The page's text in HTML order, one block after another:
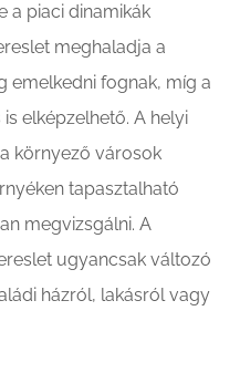
a piaci dinamikák
meghaladja a
emelkedni fognak, míg a
elképzelhető. A helyi
környező városok
tapasztalható
megvizsgálni. A
ugyancsak változó
házról, lakásról vagy